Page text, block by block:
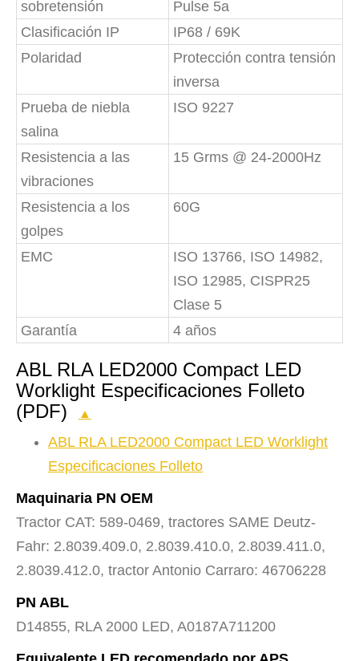
sobretensión
Pulse 5a
Clasificación IP
IP68 / 69K
Polaridad
Protección contra tensión
inversa
Prueba de niebla
salina
ISO 9227
Resistencia a las
vibraciones
15 Grms @ 24-2000Hz
Resistencia a los
golpes
60G
EMC
ISO 13766, ISO 14982,
ISO 12985, CISPR25
Clase 5
Garantía
4 años
ABL RLA LED2000 Compact LED
Worklight Especificaciones Folleto
(PDF)
▲
ABL RLA LED2000 Compact LED Worklight
Especificaciones Folleto
Maquinaria PN OEM
Tractor CAT: 589-0469, tractores SAME Deutz-
Fahr: 2.8039.409.0, 2.8039.410.0, 2.8039.411.0,
2.8039.412.0, tractor Antonio Carraro: 46706228
PN ABL
D14855, RLA 2000 LED, A0187A711200